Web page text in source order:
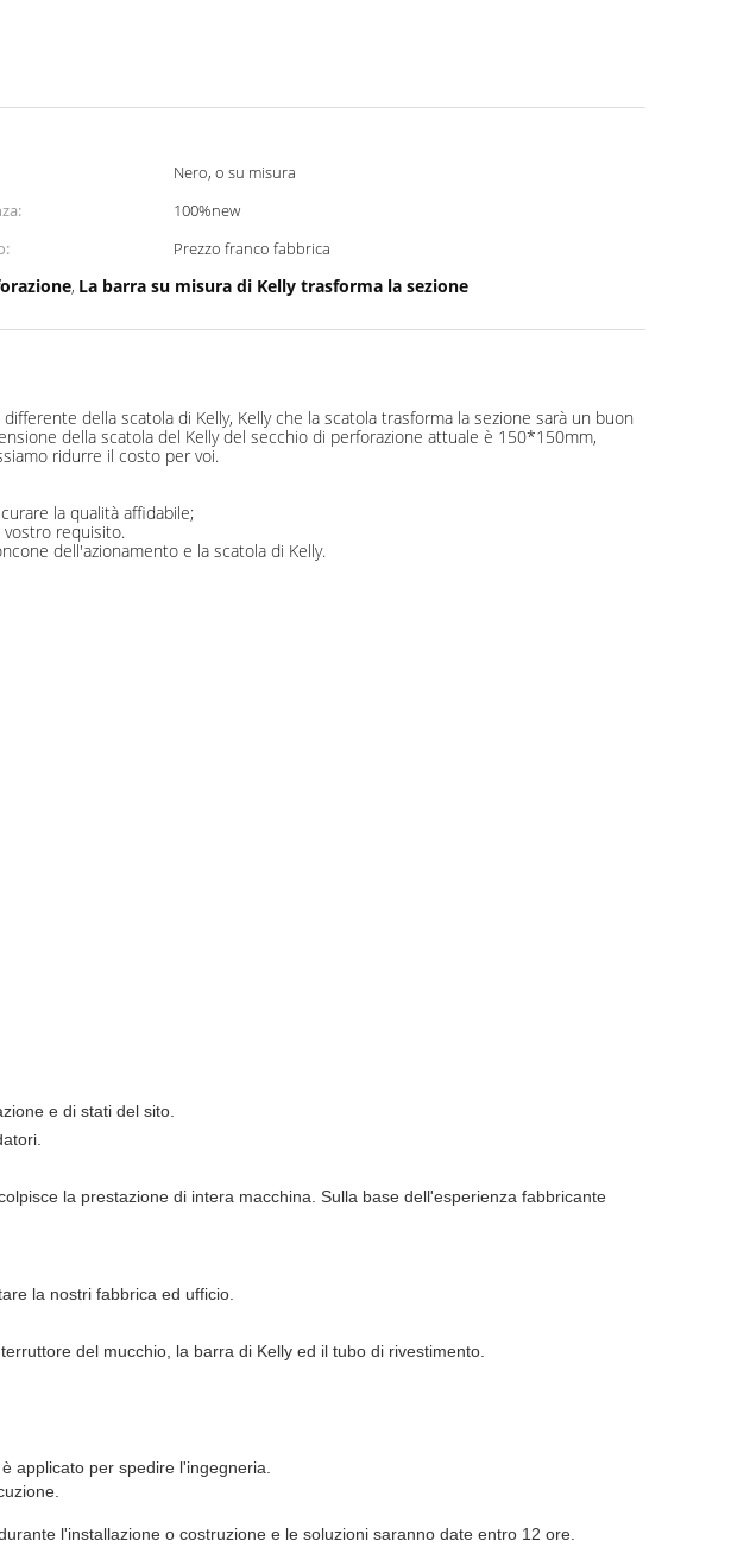
Nero, o su misura
100%new
Prezzo franco fabbrica
, La barra su misura di Kelly trasforma la sezione
della scatola di Kelly, Kelly che la scatola trasforma la sezione sarà un buon
della scatola del Kelly del secchio di perforazione attuale è 150*150mm,
ridurre il costo per voi.
la qualità affidabile;
vostro requisito.
dell'azionamento e la scatola di Kelly.
e di stati del sito.
la prestazione di intera macchina. Sulla base dell'esperienza fabbricante
la nostri fabbrica ed ufficio.
del mucchio, la barra di Kelly ed il tubo di rivestimento.
applicato per spedire l'ingegneria.
l'installazione o costruzione e le soluzioni saranno date entro 12 ore.